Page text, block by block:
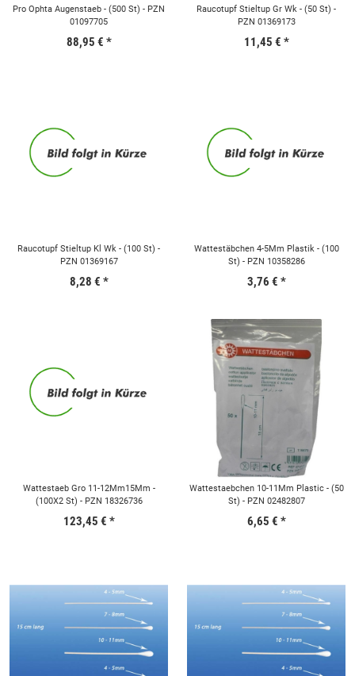
Pro Ophta Augenstaeb - (500 St) - PZN
01097705
88,95 € *
Raucotupf Stieltup Gr Wk - (50 St) -
PZN 01369173
11,45 € *
Raucotupf Stieltup Kl Wk - (100 St) -
PZN 01369167
8,28 € *
Wattestäbchen 4-5Mm Plastik - (100
St) - PZN 10358286
3,76 € *
Wattestaeb Gro 11-12Mm15Mm -
(100X2 St) - PZN 18326736
123,45 € *
Wattestaebchen 10-11Mm Plastic - (50
St) - PZN 02482807
6,65 € *